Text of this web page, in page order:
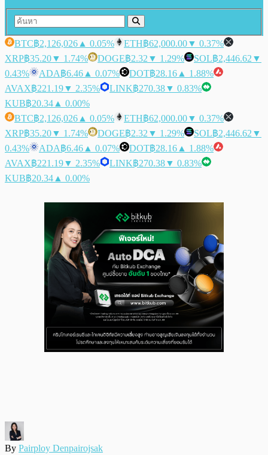
BTC฿2,126,026 ▲ 0.05% ETH฿62,000.00▼ 0.37%
XRP฿35.20▼ 1.74% DOGE฿2.32 ▼ 1.29% SOL฿2,446.62 ▼
0.43%
ADA฿6.46 ▲ 0.07% DOT฿28.16 ▲ 1.88%
AVAX฿221.19▼ 2.35% LINK฿270.38▼ 0.83%
KUB฿20.34 ▲ 0.00%
BTC฿2,126,026 ▲ 0.05% ETH฿62,000.00▼ 0.37%
XRP฿35.20▼ 1.74% DOGE฿2.32 ▼ 1.29% SOL฿2,446.62 ▼
0.43%
ADA฿6.46 ▲ 0.07% DOT฿28.16 ▲ 1.88%
AVAX฿221.19▼ 2.35% LINK฿270.38▼ 0.83%
KUB฿20.34 ▲ 0.00%
By Pairploy Denpairojsak